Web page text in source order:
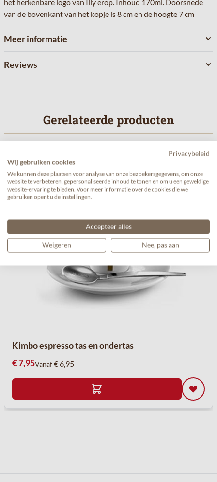
het herkenbare logo van Illy erop. Inhoud 170ml. Doorsnede
van de bovenkant van het kopje is 8 cm en de hoogte 7 cm
Meer informatie
Reviews
Gerelateerde producten
Navigeren door de elementen van de carrousel is mogelijk
Kimbo espresso tas en ondertas
€ 7,95Vanaf€ 6,95
Privacybeleid
Wij gebruiken cookies
We kunnen deze plaatsen voor analyse van onze bezoekersgegevens, om onze
website te verbeteren, gepersonaliseerde inhoud te tonen en om u een geweldige
website-ervaring te bieden. Voor meer informatie over de cookies die we
gebruiken opent u de instellingen.
Accepteer alles
Weigeren Nee, pas aan